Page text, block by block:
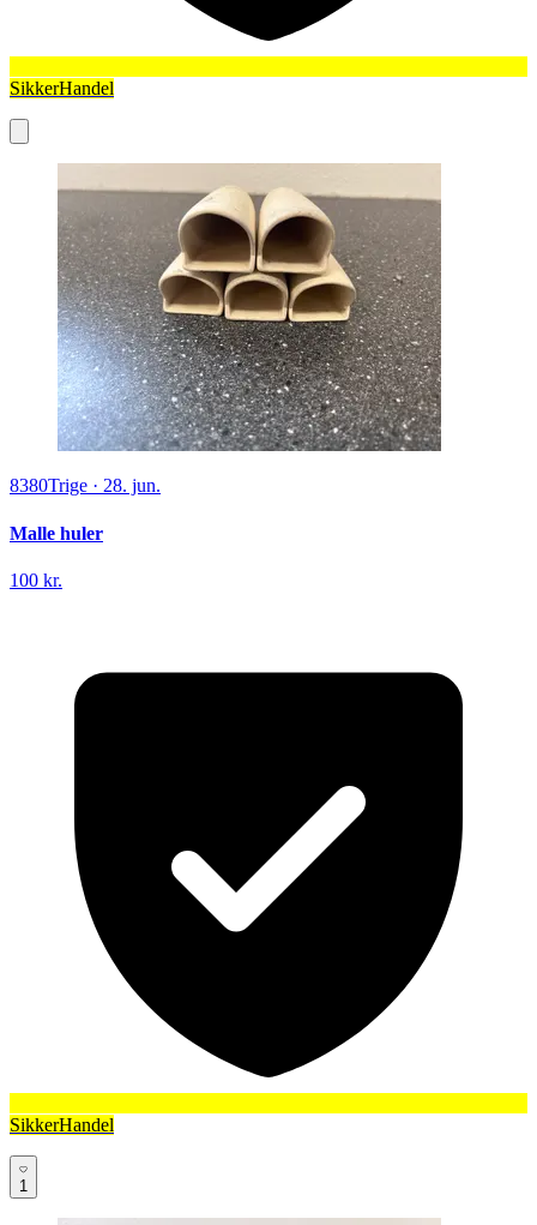
SikkerHandel
8380Trige · 28. jun.
Malle huler
100 kr.
SikkerHandel
1